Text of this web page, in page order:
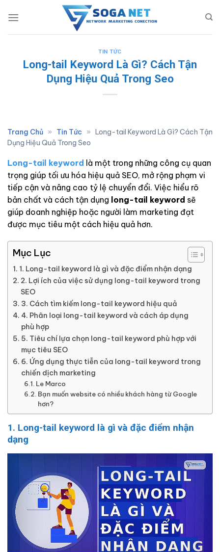
TIN TỨC
Long-tail Keyword Là Gì? Cách Tận
Dụng Hiệu Quả Trong Seo
Trang Chủ » Tin Tức » Long-tail Keyword Là Gì? Cách Tận
Dụng Hiệu Quả Trong Seo
Long-tail keyword là một trong những công cụ quan
trọng giúp tối ưu hóa hiệu quả SEO, mở rộng phạm vi
tiếp cận và nâng cao tỷ lệ chuyển đổi. Việc hiểu rõ
bản chất và cách tận dụng long-tail keyword sẽ
giúp doanh nghiệp hoặc người làm marketing đạt
được mục tiêu một cách hiệu quả hơn.
Mục Lục
1. Long-tail keyword là gì và đặc điểm nhận dạng
2. Lợi ích của việc sử dụng long-tail keyword trong
SEO
3. Cách tìm kiếm long-tail keyword hiệu quả
4. Phân loại long-tail keyword và cách áp dụng
phù hợp
5. Tiêu chí lựa chọn long-tail keyword phù hợp với
mục tiêu SEO
6. Ứng dụng thực tiễn của long-tail keyword trong
chiến dịch marketing
Le Marco
Bạn muốn website có nhiều khách hàng từ Google
hơn?
1. Long-tail keyword là gì và đặc điểm nhận
dạng